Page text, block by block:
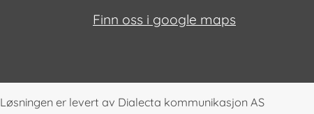
Finn oss i google maps
Løsningen er levert av Dialecta kommunikasjon AS